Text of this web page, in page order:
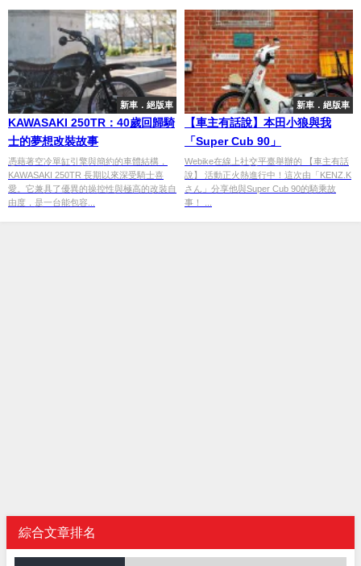
新車．絕版車
KAWASAKI 250TR：40歲回歸騎
士的夢想改裝故事
憑藉著空冷單缸引擎與簡約的車體結構，
KAWASAKI 250TR 長期以來深受騎士喜
愛。它兼具了優異的操控性與極高的改裝自
由度，是一台能包容...
新車．絕版車
【車主有話說】本田小狼與我
「Super Cub 90」
Webike在線上社交平臺舉辦的 【車主有話
說】 活動正火熱進行中！這次由「KENZ.K
さん」分享他與Super Cub 90的騎乘故
事！ ...
綜合文章排名